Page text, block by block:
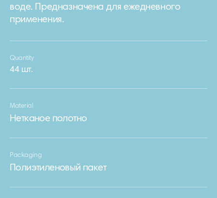
воде. Предназначена для ежедневного
применения.
Quantity
44 шт.
Material
Нетканое полотно
Packaging
Полиэтиленовый пакет